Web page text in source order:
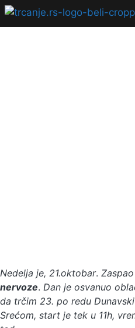
Nedelja je, 21.oktobar.
nervoze. Dan je osvanuo
da trčim 23. po redu
Srećom, start je tek u 11h,